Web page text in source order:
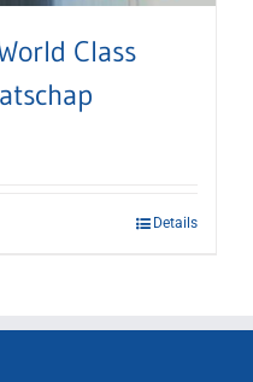
Class
Details